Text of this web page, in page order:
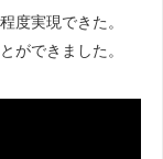
度実現できた。
ができました。